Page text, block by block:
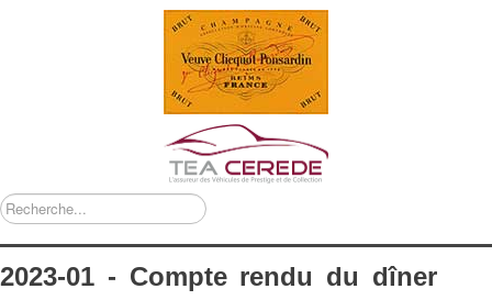
Rechercher
2023-01 - Compte rendu du dîner